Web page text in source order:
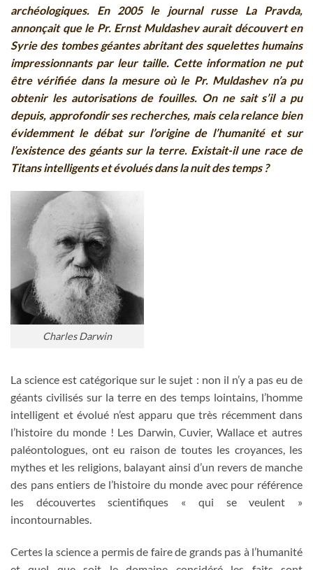
archéologiques. En 2005 le journal russe La Pravda,
annonçait que le Pr. Ernst Muldashev aurait découvert en
Syrie des tombes géantes abritant des squelettes humains
impressionnants par leur taille. Cette information ne put
être vérifiée dans la mesure où le Pr. Muldashev n’a pu
obtenir les autorisations de fouilles. On ne sait s’il a pu
depuis, approfondir ses recherches, mais cela relance bien
évidemment le débat sur l’origine de l’humanité et sur
l’existence des géants sur la terre. Existait-il une race de
Titans intelligents et évolués dans la nuit des temps ?
Charles Darwin
La science est catégorique sur le sujet : non il n’y a pas eu de
géants civilisés sur la terre en des temps lointains, l’homme
intelligent et évolué n’est apparu que très récemment dans
l’histoire du monde ! Les Darwin, Cuvier, Wallace et autres
paléontologues, ont eu raison de toutes les croyances, les
mythes et les religions, balayant ainsi d’un revers de manche
des pans entiers de l’histoire du monde avec pour référence
les découvertes scientifiques « qui se veulent »
incontournables.
Certes la science a permis de faire de grands pas à l’humanité